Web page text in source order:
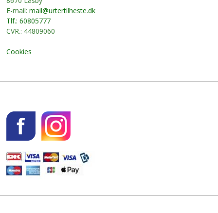
E-mail: mail@urtertilheste.dk
Tlf.: 60805777
CVR.: 44809060
Cookies